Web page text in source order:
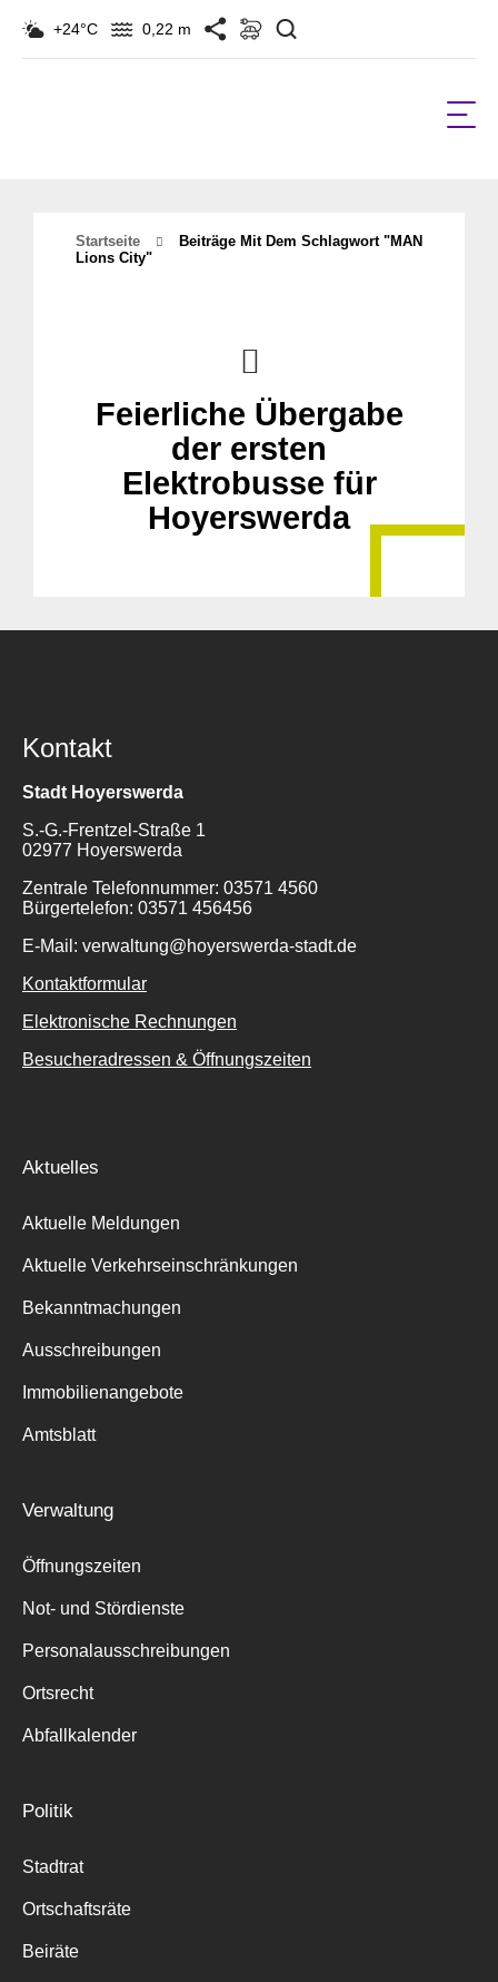
+24°C 0,22 m
Suche
Startseite
Beiträge Mit Dem Schlagwort "MAN
Lions City"
Feierliche Übergabe
der ersten
Elektrobusse für
Hoyerswerda
Kontakt
Stadt Hoyerswerda
S.-G.-Frentzel-Straße 1
02977 Hoyerswerda
Zentrale Telefonnummer: 03571 4560
Bürgertelefon: 03571 456456
E-Mail: verwaltung@hoyerswerda-stadt.de
Kontaktformular
Elektronische Rechnungen
Besucheradressen & Öffnungszeiten
Aktuelles
Aktuelle Meldungen
Aktuelle Verkehrseinschränkungen
Bekanntmachungen
Ausschreibungen
Immobilienangebote
Amtsblatt
Verwaltung
Öffnungszeiten
Not- und Stördienste
Personalausschreibungen
Ortsrecht
Abfallkalender
Politik
Stadtrat
Ortschaftsräte
Beiräte